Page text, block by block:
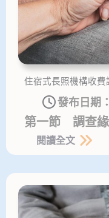
住宿式長照機構收費
發布日期：
第一節 調查
閱讀全文